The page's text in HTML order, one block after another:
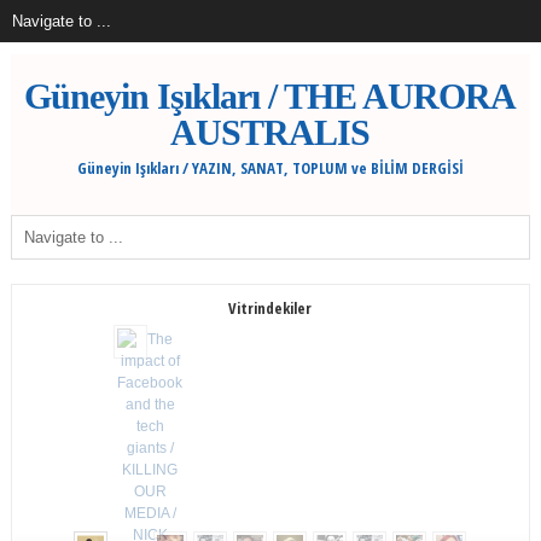
Güneyin Işıkları / THE AURORA
AUSTRALIS
Güneyin Işıkları / YAZIN, SANAT, TOPLUM ve BİLİM DERGİSİ
Vitrindekiler